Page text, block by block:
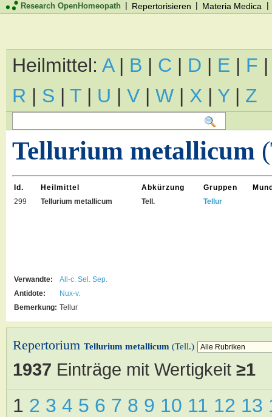
Research OpenHomeopath | Repertorisieren | Materia Medica |
Heilmittel: A| B | C | D | E | F
R | S | T | U | V | W | X | Y| Z
Tellurium metallicum
Id. Heilmittel Abkürzung Gruppen
299
Tellurium metallicum Tell. Tellur
Verwandte: All-c. Sel. Sep.
Antidote:
Nux-v.
Bemerkung: Tellur
Repertorium Tellurium metallicum (Tell.)
1937 Einträge mit Wertigkeit ≥1
1 2 3 4 5 6 7 8 9 10 11 12 13